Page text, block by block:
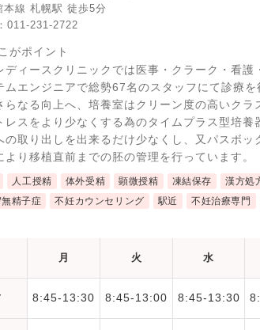
本線 札幌駅 徒歩5分
011-231-2722
がポイント
ディースクリニックでは医事・クラーク・看護
ムエンジニアで総勢67名のスタッフにて診療
らなる向上へ、培養室はクリーン度の高いクラ
レスをより少なくする為のタイムプラス型培養
の取り出しを出来るだけ少なくし、又パスボッ
より移植直前までの胚の管理を行っています。
人工授精 体外受精 顕微授精 凍結保存
漢方処
精子症
不妊カウンセリング 駅近 不妊治療専門
月 火 水
8:45-13:30 8:45-13:00 8:45-13:30